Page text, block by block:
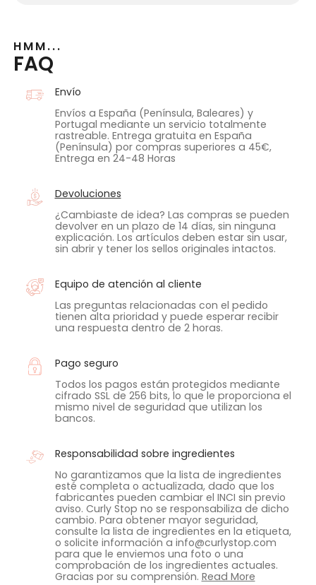
HMM...
FAQ
Envío
Envíos a España (Península, Baleares) y
Portugal mediante un servicio totalmente
rastreable. Entrega gratuita en España
(Península) por compras superiores a 45€,
Entrega en 24-48 Horas
Devoluciones
¿Cambiaste de idea? Las compras se pueden
devolver en un plazo de 14 días, sin ninguna
explicación. Los artículos deben estar sin usar,
sin abrir y tener los sellos originales intactos.
Equipo de atención al cliente
Las preguntas relacionadas con el pedido
tienen alta prioridad y puede esperar recibir
una respuesta dentro de 2 horas.
Pago seguro
Todos los pagos están protegidos mediante
cifrado SSL de 256 bits, lo que le proporciona el
mismo nivel de seguridad que utilizan los
bancos.
Responsabilidad sobre ingredientes
No garantizamos que la lista de ingredientes
esté completa o actualizada, dado que los
fabricantes pueden cambiar el INCI sin previo
aviso. Curly Stop no se responsabiliza de dicho
cambio. Para obtener mayor seguridad,
consulte la lista de ingredientes en la etiqueta,
o solicite información a info@curlystop.com
para que le enviemos una foto o una
comprobación de los ingredientes actuales.
Gracias por su comprensión. Read More